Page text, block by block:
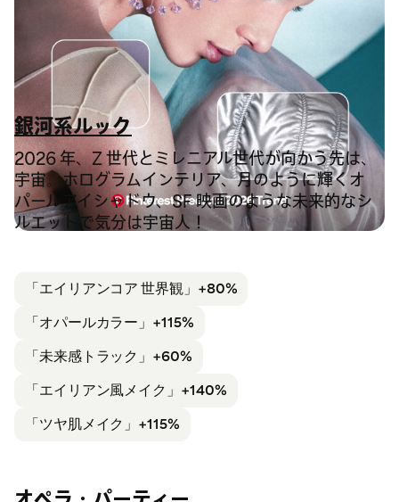
銀河系ルック
2026 年、Z 世代とミレニアル世代が向かう先は、
宇宙。ホログラムインテリア、月のように輝くオ
パールアイシャドウ、SF 映画のような未来的なシ
ルエットで気分は宇宙人！
「エイリアンコア 世界観」 +80%
「オパールカラー」 +115%
「未来感トラック」+60%
「エイリアン風メイク」+140%
「ツヤ肌メイク」 +115%